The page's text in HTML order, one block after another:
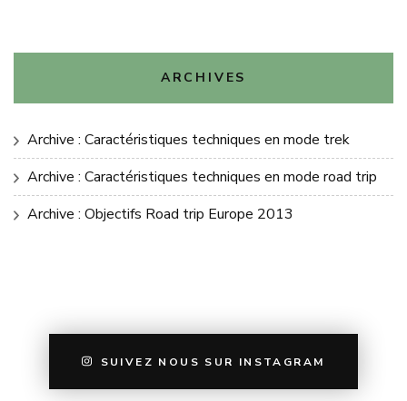
ARCHIVES
Archive : Caractéristiques techniques en mode trek
Archive : Caractéristiques techniques en mode road trip
Archive : Objectifs Road trip Europe 2013
SUIVEZ NOUS SUR INSTAGRAM